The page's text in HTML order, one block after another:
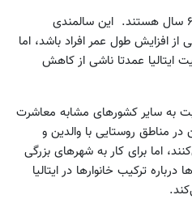
۲۳ درصد جمعیت ایتالیا بالای ۶۵ سال هستند. این سالمندی
طول عمر افراد باشد، اما
ایتالیا عمدتا ناشی از کاهش
به سایر کشورهای مشابه معاشرت
در مناطق روستایی با والدین و
اما برای کار به شهرهای بزرگی
ترکیب خانوارها در ایتالیا